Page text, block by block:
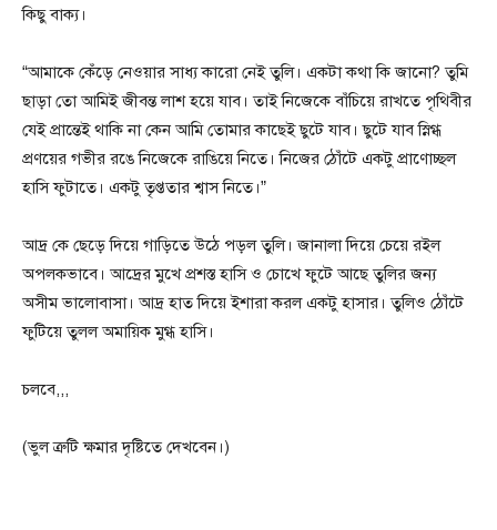
কিছু বাক্য।
“আমাকে কেঁড়ে নেওয়ার সাধ্য কারো নেই তুলি। একটা কথা কি জানো? তুমি
ছাড়া তো আমিই জীবন্ত লাশ হয়ে যাব। তাই নিজেকে বাঁচিয়ে রাখতে পৃথিবীর
যেই প্রান্তেই থাকি না কেন আমি তোমার কাছেই ছুটে যাব। ছুটে যাব স্নিগ্ধ
প্রণয়ের গভীর রঙে নিজেকে রাঙিয়ে নিতে। নিজের ঠোঁটে একটু প্রাণোচ্ছল
হাসি ফুটাতে। একটু তৃপ্ততার শ্বাস নিতে।”
আদ্র কে ছেড়ে দিয়ে গাড়িতে উঠে পড়ল তুলি। জানালা দিয়ে চেয়ে রইল
অপলকভাবে। আদ্রের মুখে প্রশস্ত হাসি ও চোখে ফুটে আছে তুলির জন্য
অসীম ভালোবাসা। আদ্র হাত দিয়ে ইশারা করল একটু হাসার। তুলিও ঠোঁটে
ফুটিয়ে তুলল অমায়িক মুগ্ধ হাসি।
চলবে,,,
(ভুল ত্রুটি ক্ষমার দৃষ্টিতে দেখবেন।)